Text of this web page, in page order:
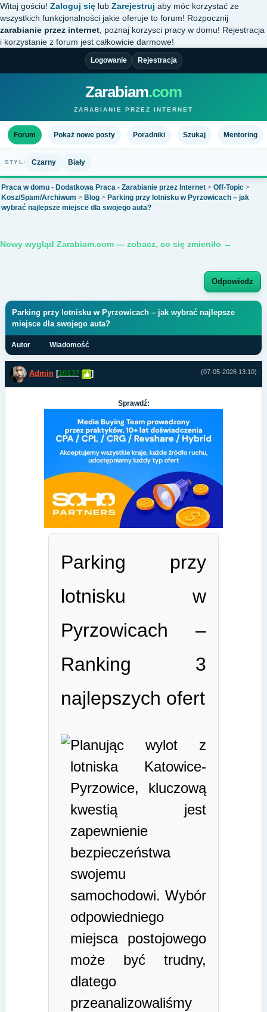
Witaj gościu! Zaloguj się lub Zarejestruj aby móc korzystać ze
wszystkich funkcjonalności jakie oferuje to forum! Rozpocznij
zarabianie przez internet , poznaj korzysci pracy w domu! Rejestracja
i korzystanie z forum jest całkowicie darmowe!
Logowanie Rejestracja
Zarabiam.com
ZARABIANIE PRZEZ INTERNET
Forum Pokaż nowe posty Poradniki Szukaj Mentoring
STYL: Czarny Biały
Praca w domu - Dodatkowa Praca - Zarabianie przez Internet > Off-Topic >
Kosz/Spam/Archiwum > Blog > Parking przy lotnisku w Pyrzowicach – jak
wybrać najlepsze miejsce dla swojego auta?
Nowy wygląd Zarabiam.com — zobacz, co się zmieniło →
Odpowiedz
Parking przy lotnisku w Pyrzowicach – jak wybrać najlepsze
miejsce dla swojego auta?
Autor Wiadomość
(07-05-2026 13:10)
Admin [10137 ]
Sprawdź:
Parking przy
lotnisku w
Pyrzowicach –
Ranking 3
najlepszych ofert
Planując wylot z
lotniska Katowice-
Pyrzowice, kluczową
kwestią jest
zapewnienie
bezpieczeństwa
swojemu
samochodowi. Wybór
odpowiedniego
miejsca postojowego
może być trudny,
dlatego
przeanalizowaliśmy